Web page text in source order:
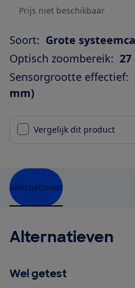
Prijs niet beschikbaar
Soort: Grote
Optisch zoombereik: 27
Sensorgrootte effectief:
mm)
Vergelijk dit product
Alternatieven
Alternatieven
Wel getest